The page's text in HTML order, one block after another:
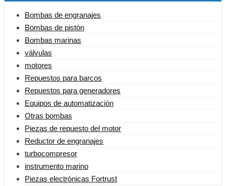
Bombas de engranajes
Bombas de pistón
Bombas marinas
válvulas
motores
Repuestos para barcos
Repuestos para generadores
Equipos de automatización
Otras bombas
Piezas de repuesto del motor
Reductor de engranajes
turbocompresor
instrumento marino
Piezas electrónicas Fortrust